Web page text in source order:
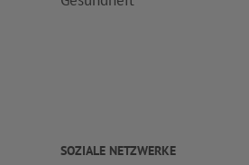
SOZIALE NETZWERKE